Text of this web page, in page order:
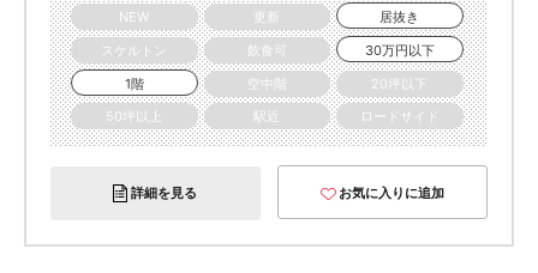
NEW
更新
居抜き
スケルトン
飲食可
30万円以下
1階
空中階
20坪以下
50坪以上
駅近 ロードサイド
詳細を見る お気に入りに追加